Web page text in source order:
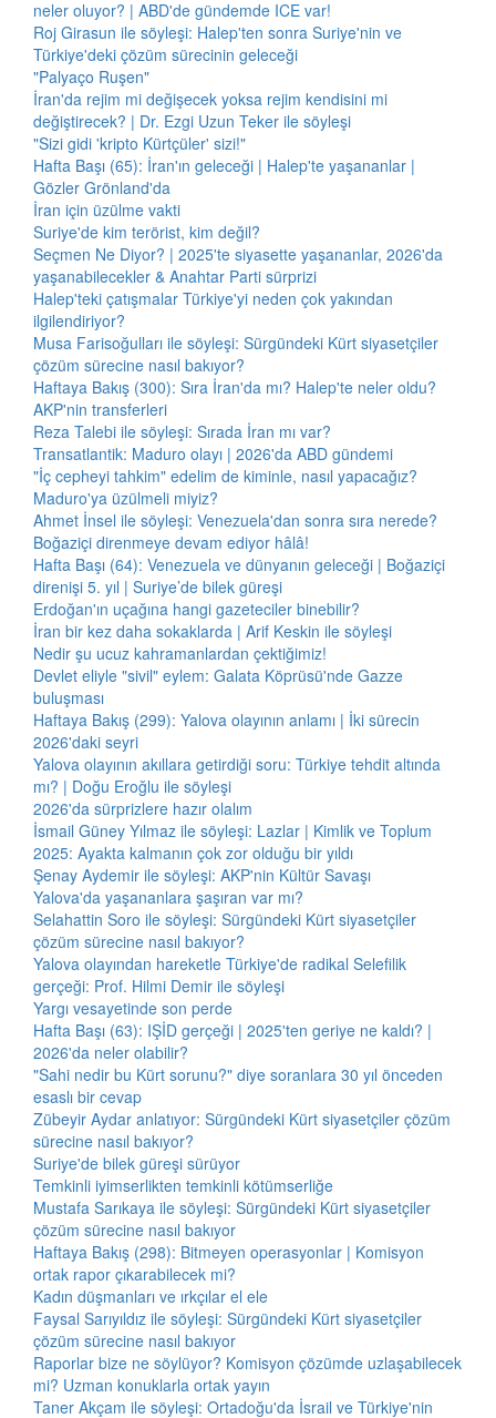
neler oluyor? | ABD'de gündemde ICE var!
Roj Girasun ile söyleşi: Halep'ten sonra Suriye'nin ve
Türkiye'deki çözüm sürecinin geleceği
"Palyaço Ruşen"
İran'da rejim mi değişecek yoksa rejim kendisini mi
değiştirecek? | Dr. Ezgi Uzun Teker ile söyleşi
"Sizi gidi 'kripto Kürtçüler' sizi!"
Hafta Başı (65): İran'ın geleceği | Halep'te yaşananlar |
Gözler Grönland'da
İran için üzülme vakti
Suriye'de kim terörist, kim değil?
Seçmen Ne Diyor? | 2025'te siyasette yaşananlar, 2026'da
yaşanabilecekler & Anahtar Parti sürprizi
Halep'teki çatışmalar Türkiye'yi neden çok yakından
ilgilendiriyor?
Musa Farisoğulları ile söyleşi: Sürgündeki Kürt siyasetçiler
çözüm sürecine nasıl bakıyor?
Haftaya Bakış (300): Sıra İran'da mı? Halep'te neler oldu?
AKP'nin transferleri
Reza Talebi ile söyleşi: Sırada İran mı var?
Transatlantik: Maduro olayı | 2026'da ABD gündemi
"İç cepheyi tahkim" edelim de kiminle, nasıl yapacağız?
Maduro'ya üzülmeli miyiz?
Ahmet İnsel ile söyleşi: Venezuela'dan sonra sıra nerede?
Boğaziçi direnmeye devam ediyor hâlâ!
Hafta Başı (64): Venezuela ve dünyanın geleceği | Boğaziçi
direnişi 5. yıl | Suriye’de bilek güreşi
Erdoğan'ın uçağına hangi gazeteciler binebilir?
İran bir kez daha sokaklarda | Arif Keskin ile söyleşi
Nedir şu ucuz kahramanlardan çektiğimiz!
Devlet eliyle "sivil" eylem: Galata Köprüsü'nde Gazze
buluşması
Haftaya Bakış (299): Yalova olayının anlamı | İki sürecin
2026'daki seyri
Yalova olayının akıllara getirdiği soru: Türkiye tehdit altında
mı? | Doğu Eroğlu ile söyleşi
2026'da sürprizlere hazır olalım
İsmail Güney Yılmaz ile söyleşi: Lazlar | Kimlik ve Toplum
2025: Ayakta kalmanın çok zor olduğu bir yıldı
Şenay Aydemir ile söyleşi: AKP'nin Kültür Savaşı
Yalova'da yaşananlara şaşıran var mı?
Selahattin Soro ile söyleşi: Sürgündeki Kürt siyasetçiler
çözüm sürecine nasıl bakıyor?
Yalova olayından hareketle Türkiye'de radikal Selefilik
gerçeği: Prof. Hilmi Demir ile söyleşi
Yargı vesayetinde son perde
Hafta Başı (63): IŞİD gerçeği | 2025'ten geriye ne kaldı? |
2026'da neler olabilir?
"Sahi nedir bu Kürt sorunu?" diye soranlara 30 yıl önceden
esaslı bir cevap
Zübeyir Aydar anlatıyor: Sürgündeki Kürt siyasetçiler çözüm
sürecine nasıl bakıyor?
Suriye'de bilek güreşi sürüyor
Temkinli iyimserlikten temkinli kötümserliğe
Mustafa Sarıkaya ile söyleşi: Sürgündeki Kürt siyasetçiler
çözüm sürecine nasıl bakıyor
Haftaya Bakış (298): Bitmeyen operasyonlar | Komisyon
ortak rapor çıkarabilecek mi?
Kadın düşmanları ve ırkçılar el ele
Faysal Sarıyıldız ile söyleşi: Sürgündeki Kürt siyasetçiler
çözüm sürecine nasıl bakıyor
Raporlar bize ne söylüyor? Komisyon çözümde uzlaşabilecek
mi? Uzman konuklarla ortak yayın
Taner Akçam ile söyleşi: Ortadoğu'da İsrail ve Türkiye'nin